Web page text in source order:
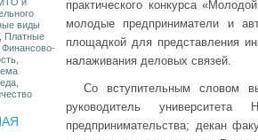
виды
Платные
Финансово-
практического конкурса
молодые предприниматели и
площадкой для представления
налаживания деловых связей.
Со вступительным словом
руководитель
предпринимательства; декан